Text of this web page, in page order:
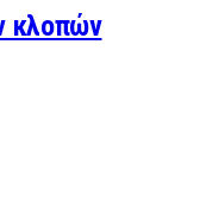
κλοπών